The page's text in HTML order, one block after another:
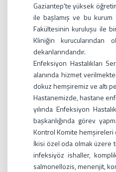
Gaziantep'te yüksek
ile başlamış ve bu kurum
Fakültesinin kuruluşu ile
Kliniğin kurucularından
dekanlarındandır.
Enfeksiyon Hastalıkları
alanında hizmet
dokuz hemşiremiz ve altı
Hastanemizde, hastane
yılında Enfeksiyon
başkanlığında görev
Kontrol Komite hemşireleri
İkisi özel oda olmak üzere
infeksiyöz ishaller,
salmonellozis, menenjit,